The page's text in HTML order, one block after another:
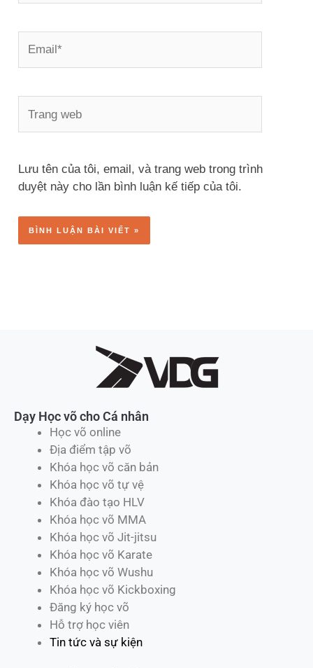
web
Lưu tên của tôi, email, và trang web trong trình
duyệt này cho lần bình luận kế tiếp của tôi.
Dạy Học võ cho Cá nhân
Học võ online
Địa điểm tập võ
Khóa học võ căn bản
Khóa học võ tự vệ
Khóa đào tạo HLV
Khóa học võ MMA
Khóa học võ Jit-jitsu
Khóa học võ Karate
Khóa học võ Wushu
Khóa học võ Kickboxing
Đăng ký học võ
Hỗ trợ học viên
Tin tức và sự kiện